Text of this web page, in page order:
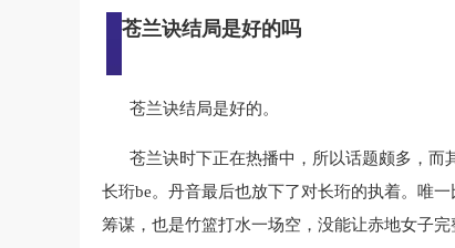
苍兰诀结局是好的吗
苍兰诀结局是好的。
苍兰诀时下正在热播中，所以话题颇多，而
长珩be。丹音最后也放下了对长珩的执着。唯
筹谋，也是竹篮打水一场空，没能让赤地女子完